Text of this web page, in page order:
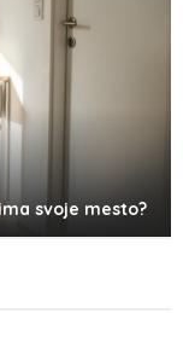
svoje mesto?